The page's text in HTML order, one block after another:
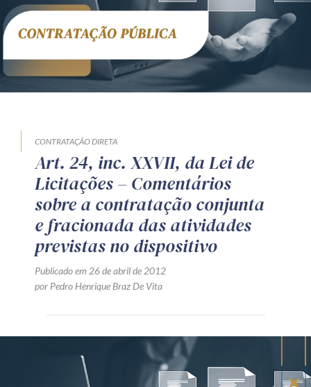
Av. Sete de Setembro, 4698
Batel Curitiba/PR CEP80240-000
Whatsapp (41) 98881-6616
CONTRATAÇÃO DIRETA
Art. 24, inc. XXVII, da Lei de
Licitações – Comentários
sobre a contratação conjunta
e fracionada das atividades
previstas no dispositivo
Publicado em 26 de abril de 2012
por Pedro Henrique Braz De Vita